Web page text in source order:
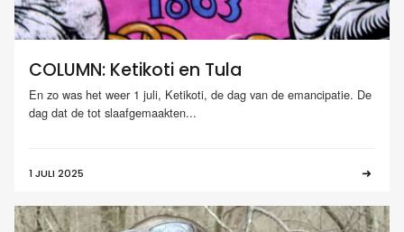
COLUMN: Ketikoti en Tula
En zo was het weer 1 juli, Ketikoti, de dag van de emancipatie. De
dag dat de tot slaafgemaakten...
1 JULI 2025